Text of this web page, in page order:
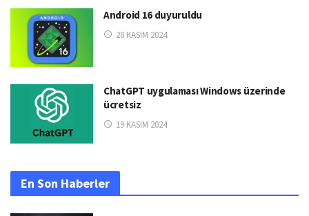
Android 16 duyuruldu
28 KASIM 2024
ChatGPT uygulaması Windows üzerinde
ücretsiz
19 KASIM 2024
En Son Haberler